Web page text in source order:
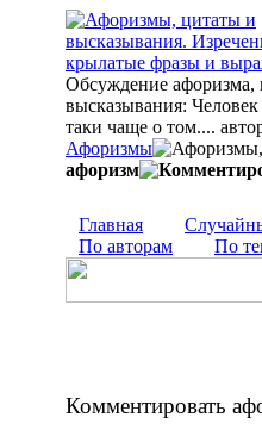
Обсуждение афоризма,
высказывания:
таки чаще о том....
Афоризмы
афоризм
Главная
По авторам
По
Комментировать